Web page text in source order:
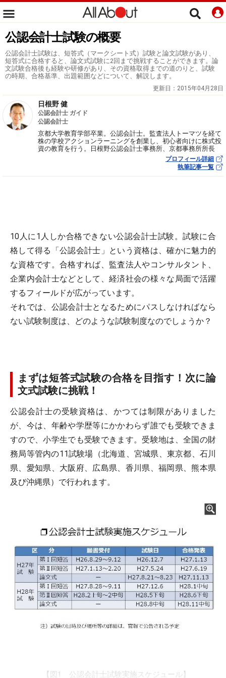
公認会計士試験の概要
公認会計士試験は、短答式（マークシート式）試験と論文試験があり、
短答式に合格すると、論文式試験に2回まで挑戦することができます。論
文試験合格後も経験や研修があり、その資格取得までの道のりと、試験
の時期、合格基準、出題範囲などについて、解説します。
更新日： 2015年04月28日
日根野 健
公認会計士 ガイド
公認会計士
京都大学教育学部卒業。公認会計士。監査法人トーマツを経て
株の学校アクションラーニングを創業し、初心者向けに株式投
資の教育を行う。日根野公認会計士事務所、京都事務所所長
プロフィール詳細
執筆記事一覧
10人に1人しか合格できない公認会計士試験。試験に合
格して得る「公認会計士」という資格は、確かに魅力的
な資格です。合格すれば、監査法人やコンサルタント、
企業内会計士などとして、経済社会の様々な局面で活躍
するフィールドが広がっています。
それでは、公認会計士となるためにパスしなければなら
ない試験制度は、どのような試験制度なのでしょうか？
まずは短答式試験の合格を目指す！次に論
文式試験に挑戦！
公認会計士の受験資格は、かつては制限がありました
が、今は、年齢や学歴等にかかわらず誰でも受験できま
すので、小学生でも受験できます。受験地は、全国の財
務局等管内の11試験場（北海道、宮城県、東京都、石川
県、愛知県、大阪府、広島県、香川県、福岡県、熊本県
及び沖縄県）で行われます。
【図1 公認会計士試験実施スケジュール】